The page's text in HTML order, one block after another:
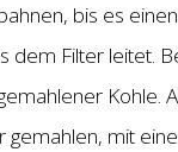
bis es
dem Filter leitet.
Kohle.
gemahlen, mit